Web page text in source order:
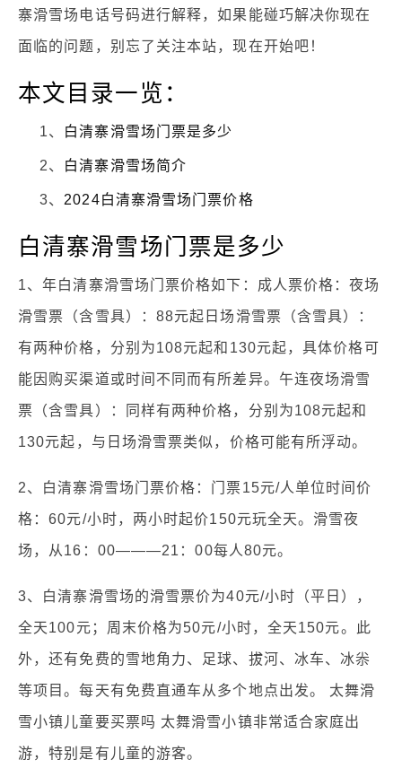
寨滑雪场电话号码进行解释，如果能碰巧解决你现在
面临的问题，别忘了关注本站，现在开始吧！
本文目录一览：
1、 白清寨滑雪场门票是多少
2、 白清寨滑雪场简介
3、 2024白清寨滑雪场门票价格
白清寨滑雪场门票是多少
1、年白清寨滑雪场门票价格如下：成人票价格：夜场
滑雪票（含雪具）：88元起日场滑雪票（含雪具）：
有两种价格，分别为108元起和130元起，具体价格可
能因购买渠道或时间不同而有所差异。午连夜场滑雪
票（含雪具）：同样有两种价格，分别为108元起和
130元起，与日场滑雪票类似，价格可能有所浮动。
2、白清寨滑雪场门票价格：门票15元/人单位时间价
格：60元/小时，两小时起价150元玩全天。滑雪夜
场，从16：00———21：00每人80元。
3、白清寨滑雪场的滑雪票价为40元/小时（平日），
全天100元；周末价格为50元/小时，全天150元。此
外，还有免费的雪地角力、足球、拔河、冰车、冰尜
等项目。每天有免费直通车从多个地点出发。 太舞滑
雪小镇儿童要买票吗 太舞滑雪小镇非常适合家庭出
游，特别是有儿童的游客。